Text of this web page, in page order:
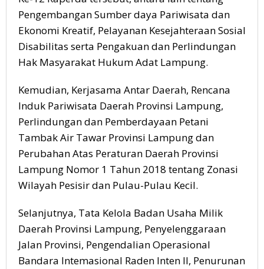
Pengembangan Sumber daya Pariwisata dan
Ekonomi Kreatif, Pelayanan Kesejahteraan Sosial
Disabilitas serta Pengakuan dan Perlindungan
Hak Masyarakat Hukum Adat Lampung.
Kemudian, Kerjasama Antar Daerah, Rencana
Induk Pariwisata Daerah Provinsi Lampung,
Perlindungan dan Pemberdayaan Petani
Tambak Air Tawar Provinsi Lampung dan
Perubahan Atas Peraturan Daerah Provinsi
Lampung Nomor 1 Tahun 2018 tentang Zonasi
Wilayah Pesisir dan Pulau-Pulau Kecil.
Selanjutnya, Tata Kelola Badan Usaha Milik
Daerah Provinsi Lampung, Penyelenggaraan
Jalan Provinsi, Pengendalian Operasional
Bandara Intemasional Raden Inten II, Penurunan